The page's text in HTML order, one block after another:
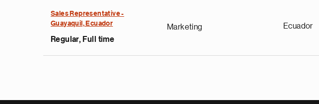
Sales Representative -
Guayaquil, Ecuador
Regular, Full time
Marketing Ecuador